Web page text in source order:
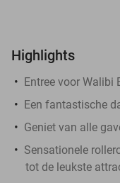
Highlights
Entree voor Walibi
Een fantastische
Geniet van alle
Sensationele
tot de leukste